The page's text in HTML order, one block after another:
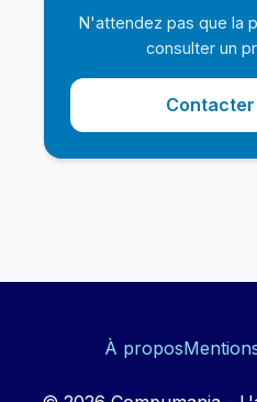
N'attendez pas que la
consulter un
À propos